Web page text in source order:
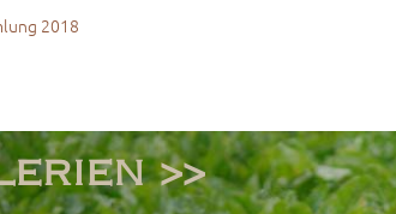
2018
>>